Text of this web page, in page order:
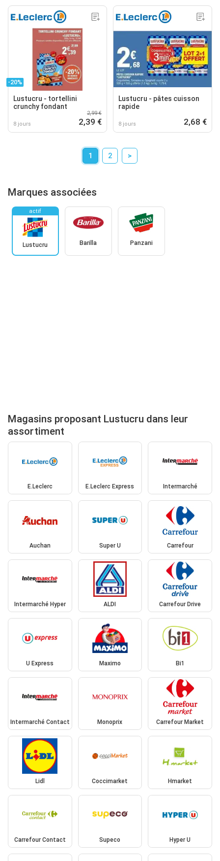
-20%
Lustucru - tortellini
crunchy fondant
8 jours
2,99 €
2,39 €
Lustucru - pâtes cuisson
rapide
8 jours 2,68 €
1 2 >
Marques associées
actif
Lustucru Barilla Panzani
Magasins proposant Lustucru dans leur
assortiment
E.Leclerc E.Leclerc Express Intermarché
Auchan Super U Carrefour
Intermarché Hyper ALDI Carrefour Drive
U Express Maximo Bi1
Intermarché Contact Monoprix Carrefour Market
Lidl Coccimarket Hmarket
Carrefour Contact Supeco Hyper U